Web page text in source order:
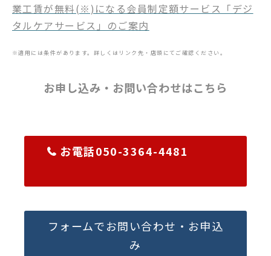
業工賃が無料(※)になる会員制定額サービス「デジ
タルケアサービス」のご案内
※適用には条件があります。詳しくはリンク先・店頭にてご確認ください。
お申し込み・お問い合わせはこちら
お電話050-3364-4481
フォームでお問い合わせ・お申込
み